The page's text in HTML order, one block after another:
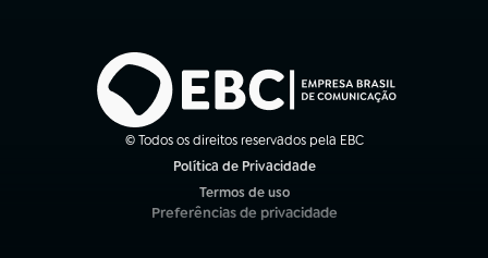
© Todos os direitos reservados pela EBC
Política de Privacidade
Termos de uso
(abre em nova aba)
Preferências de privacidade